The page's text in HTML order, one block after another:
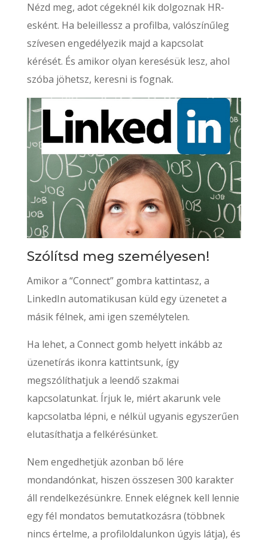
Nézd meg, adot cégeknél kik dolgoznak HR-
esként. Ha beleillessz a profilba, valószínűleg
szívesen engedélyezik majd a kapcsolat
kérését. És amikor olyan keresésük lesz, ahol
szóba jöhetsz, keresni is fognak.
Szólítsd meg személyesen!
Amikor a “Connect” gombra kattintasz, a
LinkedIn automatikusan küld egy üzenetet a
másik félnek, ami igen személytelen.
Ha lehet, a Connect gomb helyett inkább az
üzenetírás ikonra kattintsunk, így
megszólíthatjuk a leendő szakmai
kapcsolatunkat. Írjuk le, miért akarunk vele
kapcsolatba lépni, e nélkül ugyanis egyszerűen
elutasíthatja a felkérésünket.
Nem engedhetjük azonban bő lére
mondandónkat, hiszen összesen 300 karakter
áll rendelkezésünkre. Ennek elégnek kell lennie
egy fél mondatos bemutatkozásra (többnek
nincs értelme, a profiloldalunkon úgyis látja), és